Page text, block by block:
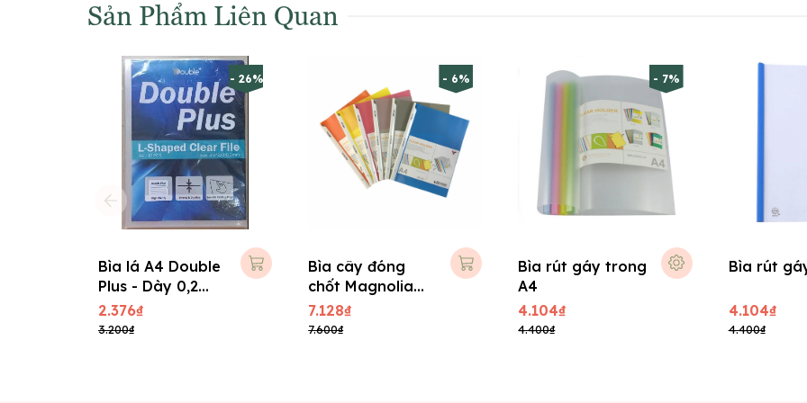
Sản Phẩm Liên Quan
- 26%
Bìa lá A4 Double
Plus - Dày 0,2
mm ( 10 cái/ xấp
)
2.376₫
3.200₫
- 6%
Bìa cây đóng
chốt Magnolia
A4 TLQ 324
7.128₫
7.600₫
- 7%
Bìa rút gáy trong
A4
4.104₫
4.400₫
Bìa rút
4.104₫
4.400₫